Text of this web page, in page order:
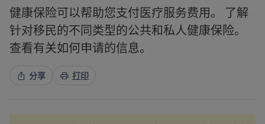
健康保险可以帮助您支付医疗服务费用。 了解
针对移民的不同类型的公共和私人健康保险。
查看有关如何申请的信息。
分享 打印